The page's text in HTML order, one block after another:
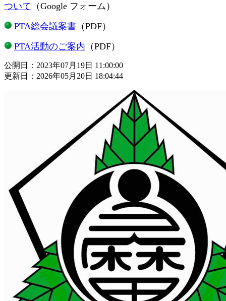
ついて （Google フォーム）
PTA総会議案書 （PDF）
PTA活動のご案内 （PDF）
公開日：2023年07月19日 11:00:00
更新日：2026年05月20日 18:04:44